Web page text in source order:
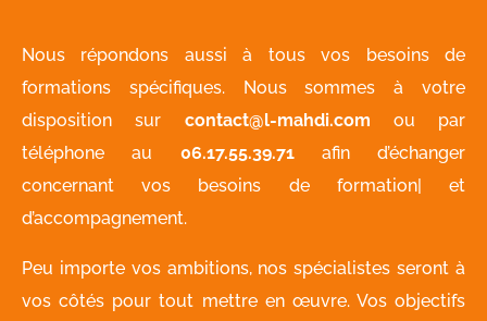
Nous répondons aussi à tous vos besoins de
formations spécifiques. Nous sommes à votre
disposition sur contact@l-mahdi.com ou par
téléphone au 06.17.55.39.71afin d’échanger
concernant vos besoins de formation| et
d’accompagnement.
Peu importe vos ambitions, nos spécialistes seront à
vos côtés pour tout mettre en œuvre. Vos objectifs